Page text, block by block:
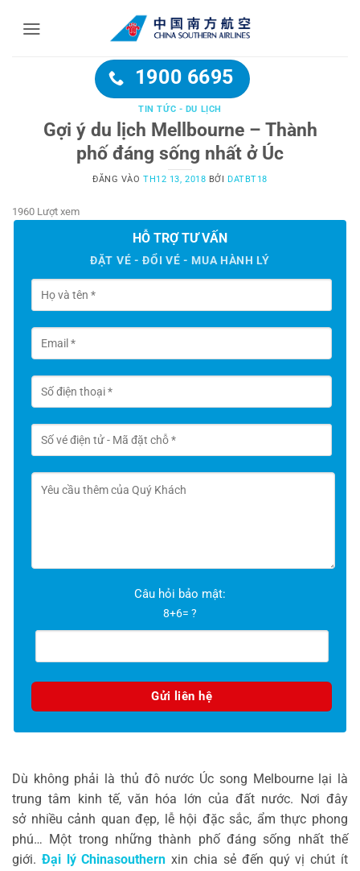
1900 6695
TIN TỨC - DU LỊCH
Gợi ý du lịch Mellbourne – Thành
phố đáng sống nhất ở Úc
ĐĂNG VÀOTH12 13, 2018 BỞI DATBT18
1960 Lượt xem
HỖ TRỢ TƯ VẤN
ĐẶT VÉ - ĐỔI VÉ - MUA HÀNH LÝ
Câu hỏi bảo mật:
8+6= ?
Dù không phải là thủ đô nước Úc song Melbourne lại là
trung tâm kinh tế, văn hóa lớn của đất nước. Nơi đây
sở nhiều cảnh quan đẹp, lễ hội đặc sắc, ẩm thực phong
phú… Một trong những thành phố đáng sống nhất thế
giới. Đại lý Chinasouthern xin chia sẻ đến quý vị chút ít